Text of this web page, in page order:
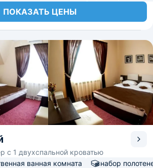
ПОКАЗАТЬ ЦЕНЫ
с 1 двухспальной кроватью
ванная комната набор